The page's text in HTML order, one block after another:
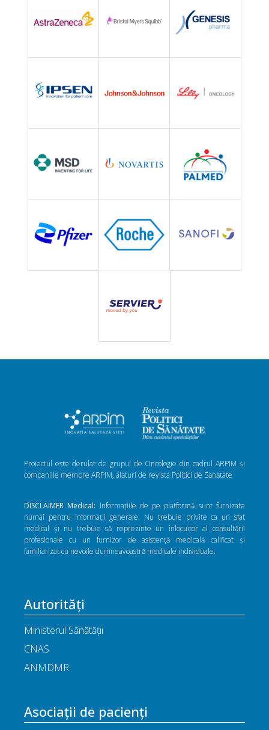
Proiectul este derulat de grupul de Oncologie din cadrul ARPIM și
companiile membre ARPIM, alături de revista Politici de Sănătate
DISCLAIMER Medical: Informațiile de pe platformă sunt furnizate
numai pentru informații generale. Nu trebuie privite ca un sfat
medical și nu trebuie să reprezinte un înlocuitor al consultării
profesionale cu un furnizor de asistență medicală calificat și
familiarizat cu nevoile dumneavoastră medicale individuale.
Autorități
Ministerul Sănătății
CNAS
ANMDMR
Asociații de pacienți